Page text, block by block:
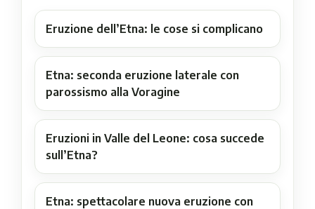
Eruzione dell’Etna: le cose si complicano
Etna: seconda eruzione laterale con
parossismo alla Voragine
Eruzioni in Valle del Leone: cosa succede
sull’Etna?
Etna: spettacolare nuova eruzione con